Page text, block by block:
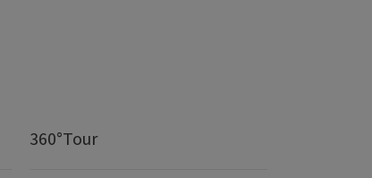
360°Tour